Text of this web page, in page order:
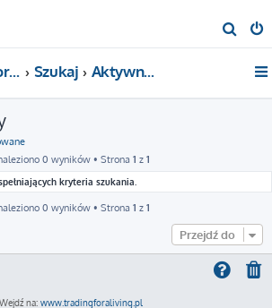
z
Trading For a Living Szukaj Aktywne tematy
0 wyników • Strona 1 z 1
kryteria szukania.
0 wyników • Strona 1 z 1
Przejdź do
Wejdź na: www.tradingforaliving.pl